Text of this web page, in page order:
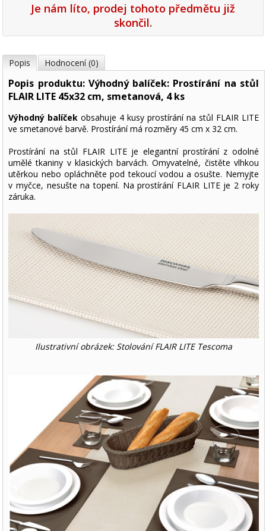
Je nám líto, prodej tohoto předmětu již
skončil.
Popis Hodnocení (0)
Popis produktu: Výhodný balíček: Prostírání na stůl
FLAIR LITE 45x32 cm, smetanová, 4 ks
Výhodný balíček obsahuje 4 kusy prostírání na stůl FLAIR LITE
ve smetanové barvě. Prostírání má rozměry 45 cm x 32 cm.
Prostírání na stůl FLAIR LITE je elegantní prostírání z odolné
umělé tkaniny v klasických barvách. Omyvatelné, čistěte vlhkou
utěrkou nebo opláchněte pod tekoucí vodou a osušte. Nemyjte
v myčce, nesušte na topení. Na prostírání FLAIR LITE je 2 roky
záruka.
Ilustrativní obrázek: Stolování FLAIR LITE Tescoma